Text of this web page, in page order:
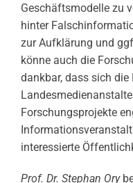
Geschäftsmodelle zu
hinter
zur Aufklärung und
könne auch die
dankbar, dass sich
Forschungsprojekte
interessierte
Prof. Dr. Stephan Ory